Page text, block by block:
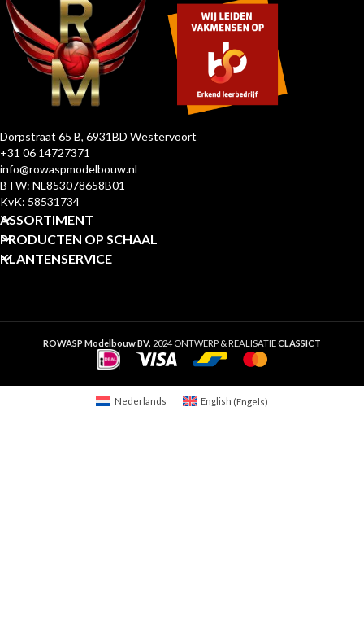
Dorpstraat 65 B, 6931BD Westervoort
+31 06 14727371
info@rowaspmodelbouw.nl
BTW: NL853078658B01
KvK: 58531734
ASSORTIMENT
PRODUCTEN OP SCHAAL
KLANTENSERVICE
ROWASP Modelbouw BV. 2024 ONTWERP & REALISATIECLASSICT
Nederlands English (Engels)